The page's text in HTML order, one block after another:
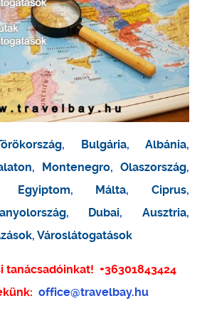
, Bulgária,Albánia,
, Montenegro, Olaszország,
Egyiptom, Málta,Ciprus,
, Dubai,Ausztria,
, Városlátogatások
tanácsadóinkat! +36301843424
office@travelbay.hu